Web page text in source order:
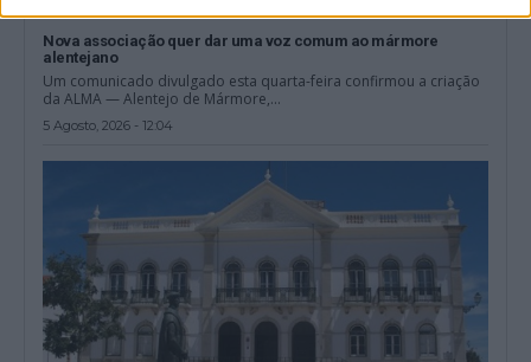
Nova associação quer dar uma voz comum ao mármore
alentejano
Um comunicado divulgado esta quarta-feira confirmou a criação
da ALMA — Alentejo de Mármore,...
5 Agosto, 2026 - 12:04